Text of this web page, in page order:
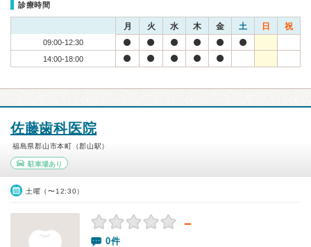
診療時間
月 火 水 木 金 土 日 祝
09:00-12:30
14:00-18:00
佐藤歯科医院
福島県郡山市本町（郡山駅）
駐車場あり
土曜（〜12:30）
－
0件